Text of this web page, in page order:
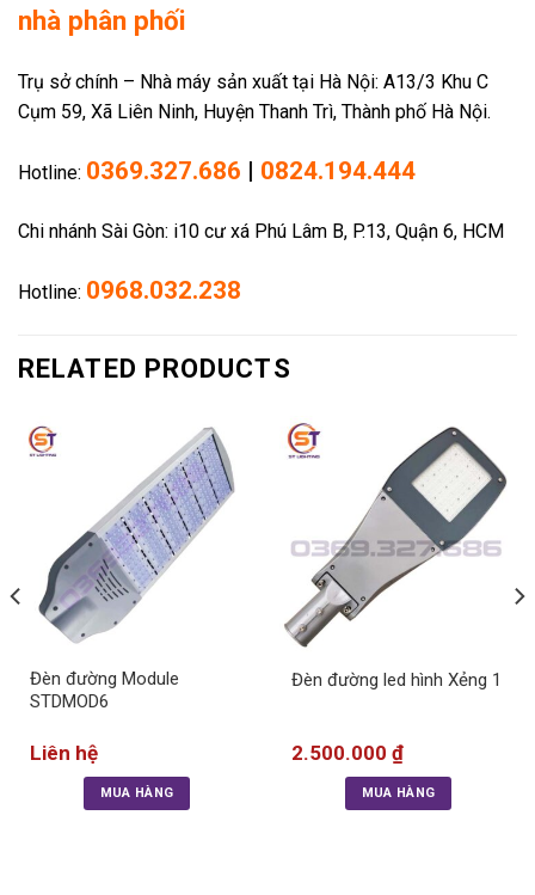
nhà phân phối
Trụ sở chính – Nhà máy sản xuất tại Hà Nội: A13/3 Khu C
Cụm 59, Xã Liên Ninh, Huyện Thanh Trì, Thành phố Hà Nội.
Hotline: 0369.327.686 | 0824.194.444
Chi nhánh Sài Gòn: i10 cư xá Phú Lâm B, P.13, Quận 6, HCM
Hotline: 0968.032.238
RELATED PRODUCTS
Đèn đường Module
STDMOD6
Liên hệ
MUA HÀNG
Đèn đường led hình Xẻng 1
2.500.000 ₫
MUA HÀNG